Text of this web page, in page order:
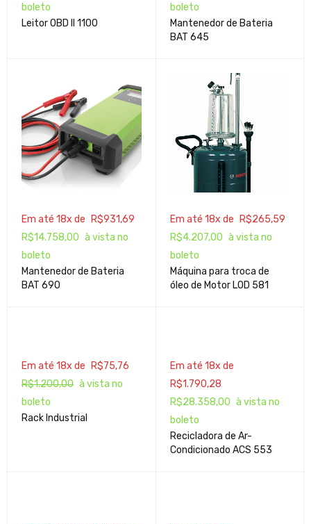
boleto
Leitor OBD II 1100
boleto
Mantenedor de Bateria
BAT 645
Em até 18x de R$931,69
R$14.758,00 à vista no
boleto
Mantenedor de Bateria
BAT 690
Em até 18x de R$265,59
R$4.207,00 à vista no
boleto
Máquina para troca de
óleo de Motor LOD 581
Em até 18x de R$75,76
R$1.200,00 à vista no
boleto
Rack Industrial
Em até 18x de
R$1.790,28
R$28.358,00 à vista no
boleto
Recicladora de Ar-
Condicionado ACS 553